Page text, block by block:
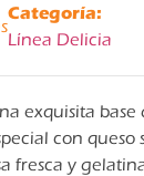
Categoría:
Línea Delicia
exquisita
con queso
fresca y